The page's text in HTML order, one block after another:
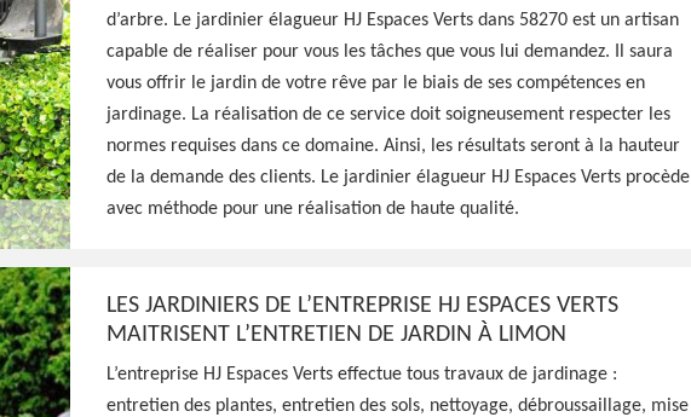
Limon
58270, HJ Espaces Verts a à sa disposition les
pour entretenir de votre jardin, propose un
faire
Contactez-Nous!
d’arbre. Le jardinier élagueur HJ Espaces Verts dans 58270 est un artisan
capable de réaliser pour vous les tâches que vous lui demandez. Il saura
vous offrir le jardin de votre rêve par le biais de ses compétences en
jardinage. La réalisation de ce service doit soigneusement respecter les
normes requises dans ce domaine. Ainsi, les résultats seront à la hauteur
de la demande des clients. Le jardinier élagueur HJ Espaces Verts procède
avec méthode pour une réalisation de haute qualité.
LES JARDINIERS DE L’ENTREPRISE HJ ESPACES VERTS
MAITRISENT L’ENTRETIEN DE JARDIN À LIMON
L’entreprise HJ Espaces Verts effectue tous travaux de jardinage :
entretien des plantes, entretien des sols, nettoyage, débroussaillage, mise